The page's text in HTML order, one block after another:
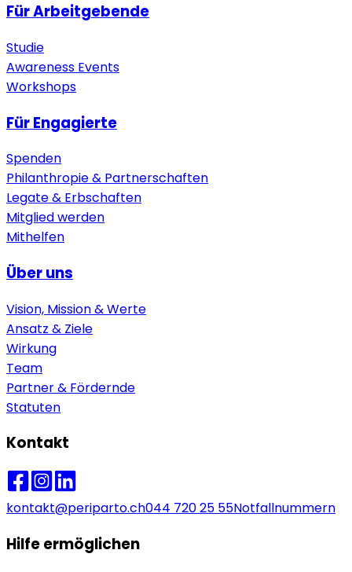
Für Arbeitgebende
Studie
Awareness Events
Workshops
Für Engagierte
Spenden
Philanthropie & Partnerschaften
Legate & Erbschaften
Mitglied werden
Mithelfen
Über uns
Vision, Mission & Werte
Ansatz & Ziele
Wirkung
Team
Partner & Fördernde
Statuten
Kontakt
kontakt@periparto.ch044 720 25 55Notfallnummern
Hilfe ermöglichen